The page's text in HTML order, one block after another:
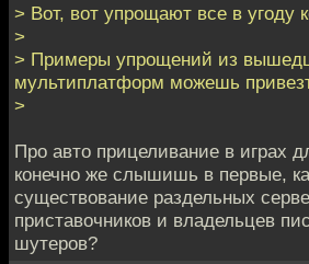
> Вот, вот упрощают все в угоду
>
> Примеры упрощений из
мультиплатформ можешь
>
Про авто прицеливание в играх
конечно же слышишь в первые,
существование раздельных
приставочников и владельцев
шутеров?